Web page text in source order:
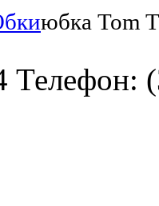
юбка Tom
Телефон: